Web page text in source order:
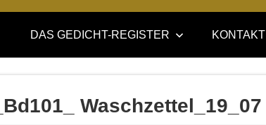
DAS GEDICHT-REGISTER KONTAKT
Waschzettel_19_07